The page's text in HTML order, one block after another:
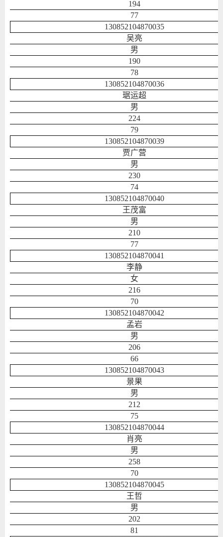
194
77
130852104870035
吴亮
男
190
78
130852104870036
琚运超
男
224
79
130852104870039
贾广营
男
230
74
130852104870040
王茂富
男
210
77
130852104870041
李静
女
216
70
130852104870042
孟岩
男
206
66
130852104870043
景果
男
212
75
130852104870044
肖亮
男
258
70
130852104870045
王哲
男
202
81